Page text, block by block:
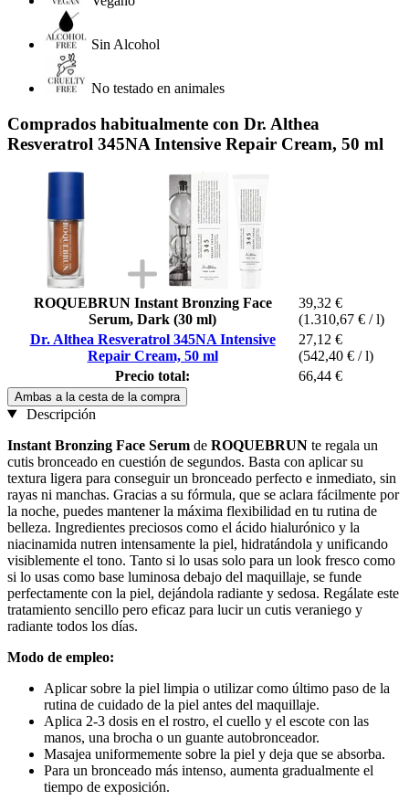
Sin Alcohol
No testado en animales
Comprados habitualmente con Dr. Althea
Resveratrol 345NA Intensive Repair Cream, 50 ml
ROQUEBRUN Instant Bronzing Face
Serum, Dark (30 ml)
39,32 €
(1.310,67 € / l)
Dr. Althea Resveratrol 345NA Intensive
Repair Cream, 50 ml
27,12 €
(542,40 € / l)
Precio total:
66,44 €
Ambas a la cesta de la compra
Descripción
Instant Bronzing Face Serum de ROQUEBRUN te regala un
cutis bronceado en cuestión de segundos. Basta con aplicar su
textura ligera para conseguir un bronceado perfecto e inmediato, sin
rayas ni manchas. Gracias a su fórmula, que se aclara fácilmente por
la noche, puedes mantener la máxima flexibilidad en tu rutina de
belleza. Ingredientes preciosos como el ácido hialurónico y la
niacinamida nutren intensamente la piel, hidratándola y unificando
visiblemente el tono. Tanto si lo usas solo para un look fresco como
si lo usas como base luminosa debajo del maquillaje, se funde
perfectamente con la piel, dejándola radiante y sedosa. Regálate este
tratamiento sencillo pero eficaz para lucir un cutis veraniego y
radiante todos los días.
Modo de empleo:
Aplicar sobre la piel limpia o utilizar como último paso de la
rutina de cuidado de la piel antes del maquillaje.
Aplica 2-3 dosis en el rostro, el cuello y el escote con las
manos, una brocha o un guante autobronceador.
Masajea uniformemente sobre la piel y deja que se absorba.
Para un bronceado más intenso, aumenta gradualmente el
tiempo de exposición.